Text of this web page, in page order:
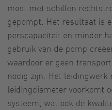
most met schillen
gepompt. Het resultaat is
perscapaciteit en minder
gebruik van de pomp
waardoor er geen
nodig zijn. Het leidingwerk
leidingdiameter voorkomt
systeem, wat ook de